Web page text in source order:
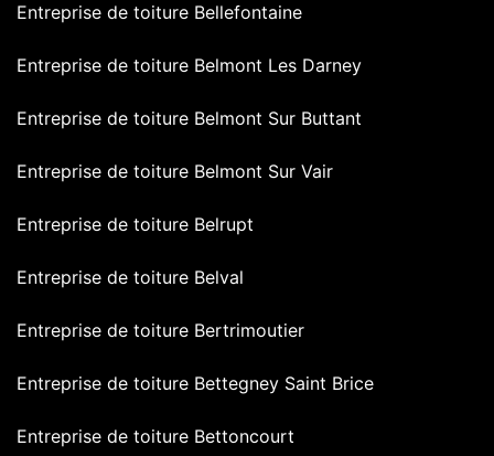
Entreprise de toiture Bellefontaine
Entreprise de toiture Belmont Les Darney
Entreprise de toiture Belmont Sur Buttant
Entreprise de toiture Belmont Sur Vair
Entreprise de toiture Belrupt
Entreprise de toiture Belval
Entreprise de toiture Bertrimoutier
Entreprise de toiture Bettegney Saint Brice
Entreprise de toiture Bettoncourt